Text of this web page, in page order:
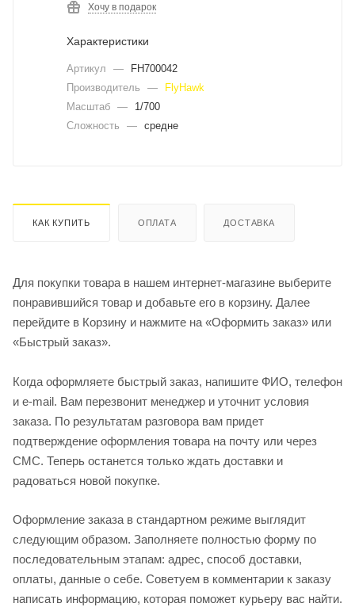
Хочу в подарок
Характеристики
Артикул —
FH700042
Производитель
—
FlyHawk
Масштаб —
1/700
Сложность
— средне
КАК КУПИТЬ ОПЛАТА ДОСТАВКА
Для покупки товара в нашем интернет-магазине выберите
понравившийся товар и добавьте его в корзину. Далее
перейдите в Корзину и нажмите на «Оформить заказ» или
«Быстрый заказ».
Когда оформляете быстрый заказ, напишите ФИО, телефон
и e-mail. Вам перезвонит менеджер и уточнит условия
заказа. По результатам разговора вам придет
подтверждение оформления товара на почту или через
СМС. Теперь останется только ждать доставки и
радоваться новой покупке.
Оформление заказа в стандартном режиме выглядит
следующим образом. Заполняете полностью форму по
последовательным этапам: адрес, способ доставки,
оплаты, данные о себе. Советуем в комментарии к заказу
написать информацию, которая поможет курьеру вас найти.